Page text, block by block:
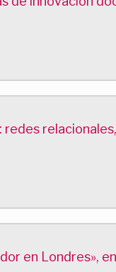
redes
en Londres»,